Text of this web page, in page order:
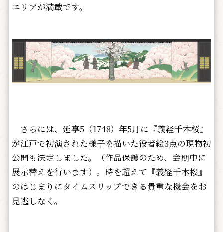
エリアが満載です。
さらには、延享5（1748）年5月に『義経千本桜』
が江戸で初演された様子を描いた役者絵3点の現物初
公開も決定しました。（作品保護のため、会期中に
展示替えを行います）。時を超えて『義経千本桜』
のはじまりにタイムスリップできる貴重な機会をお
見逃しなく。